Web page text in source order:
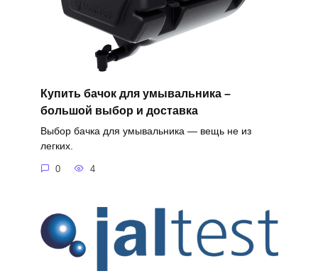
Купить бачок для умывальника –
большой выбор и доставка
Выбор бачка для умывальника — вещь не из
легких.
0 4